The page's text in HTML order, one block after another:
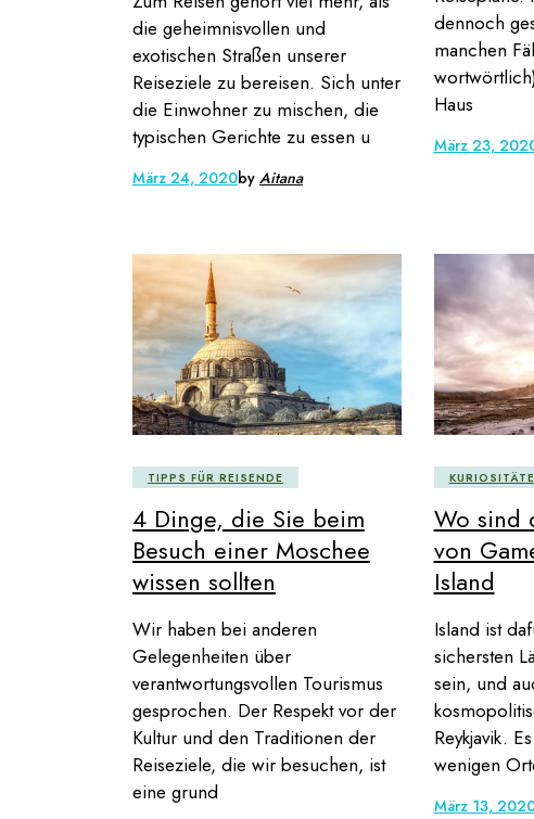
die geheimnisvollen und
exotischen Straßen unserer
Reiseziele zu bereisen. Sich unter
die Einwohner zu mischen, die
typischen Gerichte zu essen u
März 24, 2020by Aitana
dennoch
manchen
Haus
März 23,
TIPPS FÜR REISENDE
4 Dinge, die Sie beim
Besuch einer Moschee
wissen sollten
Wir haben bei anderen
Gelegenheiten über
verantwortungsvollen Tourismus
gesprochen. Der Respekt vor der
Kultur und den Traditionen der
Reiseziele, die wir besuchen, ist
eine grund
Wo sind
von
Island
Island ist
sichersten
sein, und
Reykjavik.
wenigen
März 13,